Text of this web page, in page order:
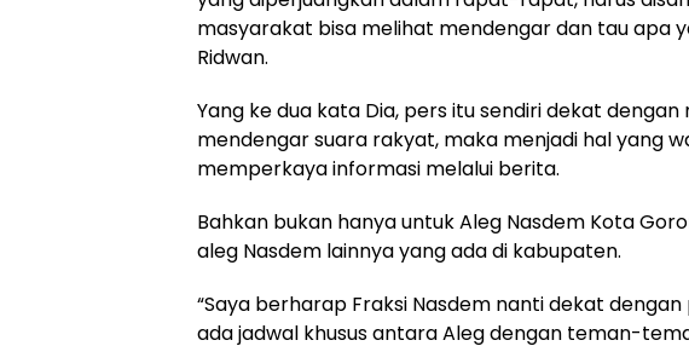
masyarakat bisa melihat mendengar dan tau apa
Ridwan.
Yang ke dua kata Dia, pers itu sendiri dekat
mendengar suara rakyat, maka menjadi hal yang
memperkaya informasi melalui berita.
Bahkan bukan hanya untuk Aleg Nasdem Kota
aleg Nasdem lainnya yang ada di kabupaten.
“Saya berharap Fraksi Nasdem nanti dekat
ada jadwal khusus antara Aleg dengan teman-